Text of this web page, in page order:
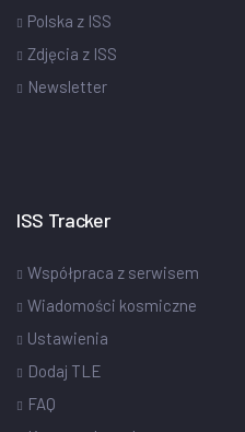
Polska z ISS
Zdjęcia z ISS
Newsletter
ISS Tracker
Współpraca z serwisem
Wiadomości kosmiczne
Ustawienia
Dodaj TLE
FAQ